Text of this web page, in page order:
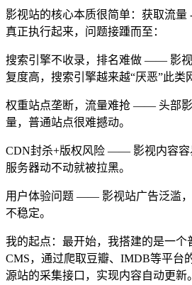
影视站的核心本质很简单：获取流量
真正执行起来，问题接踵而至：
搜索引擎不收录，排名难做 —— 影
复度高，搜索引擎越来越“厌恶”此类
权重站点垄断，流量难抢 —— 头部
量，普通站点很难撼动。
CDN封杀+版权风险 —— 影视内容容
服务器动不动就被拉黑。
用户体验问题 —— 影视站广告泛滥
不稳定。
我的起点：最开始，我搭建的是一个
CMS，通过爬取豆瓣、IMDB等平台
源站的采集接口，实现内容自动更新